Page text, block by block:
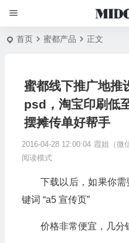
首页 蜜都产品 正文
蜜都线下推广地推
psd，淘宝印刷低
摆摊传单好帮手
2016-04-28 12:00:04 霞姐（微
阅读模式
下载以后，如果你
键词 “a5 宣传页”
价格非常便宜，几分